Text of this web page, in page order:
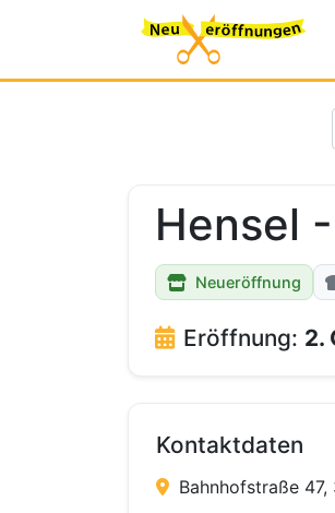
Hensel
Neueröffnung
Eröffnung: 2.
Kontaktdaten
Bahnhofstraße 47,